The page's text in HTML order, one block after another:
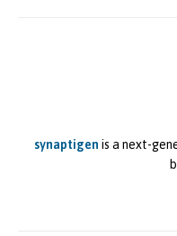
synaptigen is a next-